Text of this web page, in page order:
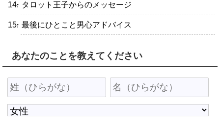
・タロット王子からのメッセージ
・最後にひとこと男心アドバイス
あなたのことを教えてください